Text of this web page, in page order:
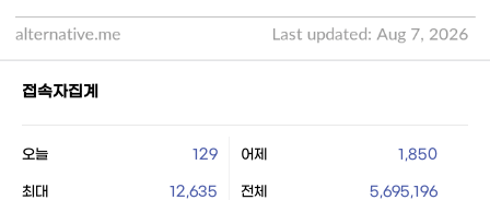
접속자집계
오늘 129 어제 1,850
최대 12,635 전체 5,695,196